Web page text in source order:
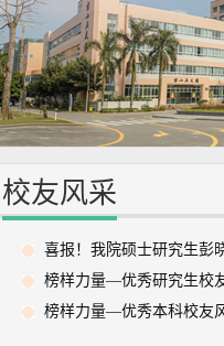
校友风采
喜报！我院硕士研究生彭
榜样力量—优秀研究生校
榜样力量—优秀本科校友